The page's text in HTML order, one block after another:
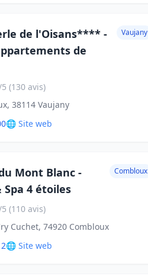
de l'Oisans**** -
de
Vaujany
(130 avis)
38114 Vaujany
🌐 Site web
Mont Blanc -
Spa 4 étoiles
Combloux
(110 avis)
Cuchet, 74920 Combloux
🌐 Site web